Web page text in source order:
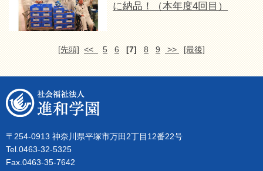
に納品！（本年度4回目）
[先頭] << 5 6 [7] 8 9 >> [最後]
〒254-0913 神奈川県平塚市万田2丁目12番22号
Tel.0463-32-5325
Fax.0463-35-7642